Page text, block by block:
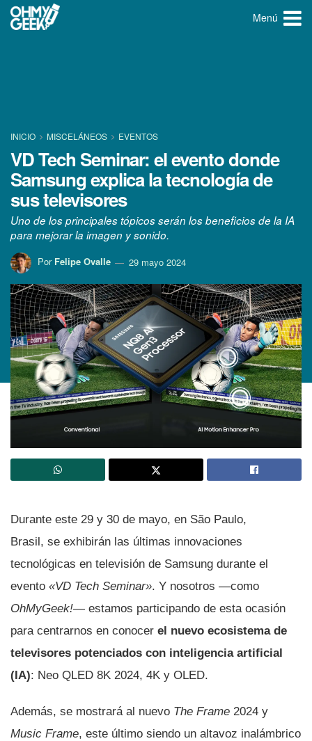
Menú
INICIO MISCELÁNEOS EVENTOS
VD Tech Seminar: el evento donde
Samsung explica la tecnología de
sus televisores
Uno de los principales tópicos serán los beneficios de la IA
para mejorar la imagen y sonido.
Por Felipe Ovalle 29 mayo 2024
Durante este 29 y 30 de mayo, en São Paulo,
Brasil, se exhibirán las últimas innovaciones
tecnológicas en televisión de Samsung durante el
evento «VD Tech Seminar». Y nosotros —como
OhMyGeek!— estamos participando de esta ocasión
para centrarnos en conocer el nuevo ecosistema de
televisores potenciados con inteligencia artificial
(IA): Neo QLED 8K 2024, 4K y OLED.
Además, se mostrará al nuevo The Frame 2024 y
Music Frame, este último siendo un altavoz inalámbrico